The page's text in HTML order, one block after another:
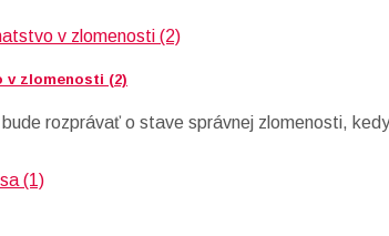
v zlomenosti (2)
rozprávať o stave správnej zlomenosti,